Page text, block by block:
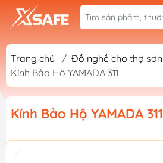
Trang chủ / Đồ nghề cho thợ sơn
Kính Bảo Hộ YAMADA 311
Kính Bảo Hộ YAMADA 311